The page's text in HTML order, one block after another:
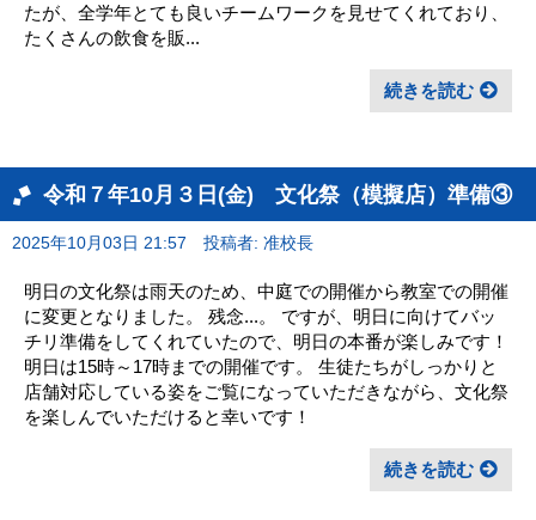
たが、全学年とても良いチームワークを見せてくれており、
たくさんの飲食を販...
続きを読む
令和７年10月３日(金) 文化祭（模擬店）準備③
2025年10月03日 21:57 投稿者: 准校長
明日の文化祭は雨天のため、中庭での開催から教室での開催
に変更となりました。 残念...。 ですが、明日に向けてバッ
チリ準備をしてくれていたので、明日の本番が楽しみです！
明日は15時～17時までの開催です。 生徒たちがしっかりと
店舗対応している姿をご覧になっていただきながら、文化祭
を楽しんでいただけると幸いです！
続きを読む